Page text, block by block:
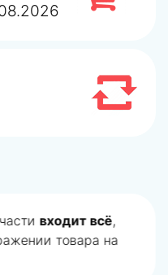
входит всё,
товара на